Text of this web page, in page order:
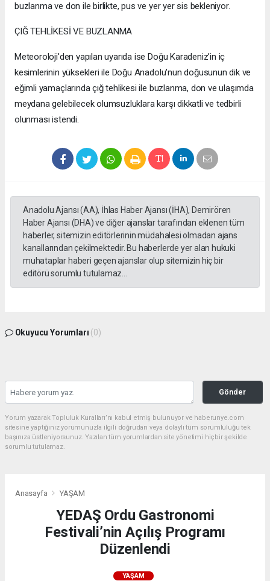
buzlanma ve don ile birlikte, pus ve yer yer sis bekleniyor.
ÇIĞ TEHLİKESİ VE BUZLANMA
Meteoroloji'den yapılan uyarıda ise Doğu Karadeniz’in iç
kesimlerinin yüksekleri ile Doğu Anadolu'nun doğusunun dik ve
eğimli yamaçlarında çığ tehlikesi ile buzlanma, don ve ulaşımda
meydana gelebilecek olumsuzluklara karşı dikkatli ve tedbirli
olunması istendi.
Anadolu Ajansı (AA), İhlas Haber Ajansı (İHA), Demirören
Haber Ajansı (DHA) ve diğer ajanslar tarafından eklenen tüm
haberler, sitemizin editörlerinin müdahalesi olmadan ajans
kanallarından çekilmektedir. Bu haberlerde yer alan hukuki
muhataplar haberi geçen ajanslar olup sitemizin hiç bir
editörü sorumlu tutulamaz...
Okuyucu Yorumları (0)
Gönder
Yorum yazarak Topluluk Kuralları’nı kabul etmiş bulunuyor ve haberunye.com
sitesine yaptığınız yorumunuzla ilgili doğrudan veya dolaylı tüm sorumluluğu tek
başınıza üstleniyorsunuz. Yazılan tüm yorumlardan site yönetimi hiçbir şekilde
sorumlu tutulamaz.
Anasayfa YAŞAM
YEDAŞ Ordu Gastronomi
Festivali’nin Açılış Programı
Düzenlendi
YAŞAM